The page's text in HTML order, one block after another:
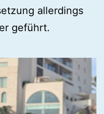
allerdings
geführt.